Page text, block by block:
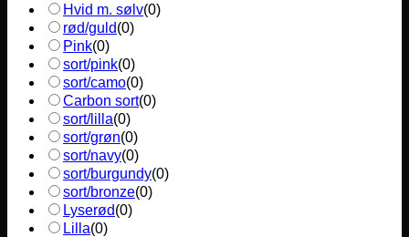
Hvid m. sølv(0)
rød/guld(0)
Pink(0)
sort/pink(0)
sort/camo(0)
Carbon sort(0)
sort/lilla(0)
sort/grøn(0)
sort/navy(0)
sort/burgundy(0)
sort/bronze(0)
Lyserød(0)
Lilla(0)